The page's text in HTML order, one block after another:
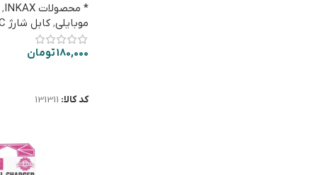
* محصولات INKAX
,
موبایلی, کابل شارژ TYPE-C
180,000تومان
کد کالا: 131311